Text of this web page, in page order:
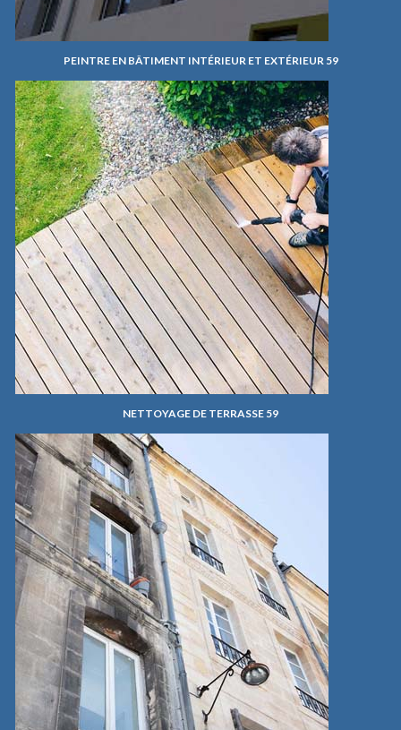
PEINTRE EN BÂTIMENT INTÉRIEUR ET EXTÉRIEUR 59
NETTOYAGE DE TERRASSE 59